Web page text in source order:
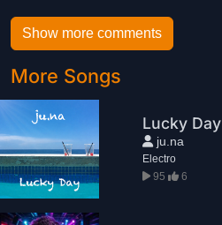
Show more comments
More Songs
Lucky Day
ju.na
Electro
95
6